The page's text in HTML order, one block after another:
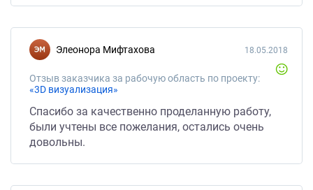
Элеонора Мифтахова
Отзыв заказчика за рабочую область по проекту:
«3D визуализация»
18.05.2018
Спасибо за качественно проделанную работу,
были учтены все пожелания, остались очень
довольны.